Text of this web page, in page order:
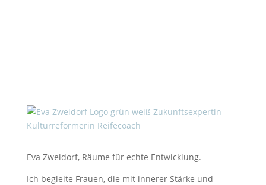
Eva Zweidorf, Räume für echte Entwicklung.
Ich begleite Frauen, die mit innerer Stärke und